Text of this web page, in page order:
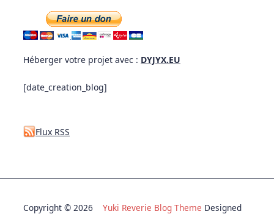
Héberger votre projet avec : DYJYX.EU
[date_creation_blog]
Flux RSS
Copyright © 2026 Yuki Reverie Blog Theme Designed